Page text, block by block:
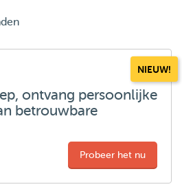
NIEUW!
ontvang persoonlijke
betrouwbare
Probeer het nu